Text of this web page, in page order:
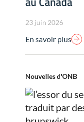
23 juin 2026
En savoir plus
Nouvelles d'ONB